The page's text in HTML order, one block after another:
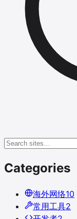
Categories
海外网络10
常用工具2